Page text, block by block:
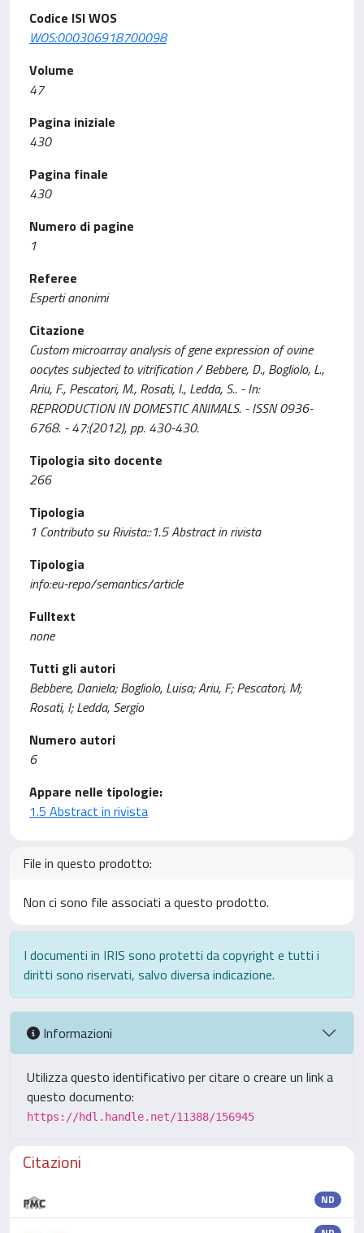
Codice ISI WOS
WOS:000306918700098
Volume
47
Pagina iniziale
430
Pagina finale
430
Numero di pagine
1
Referee
Esperti anonimi
Citazione
Custom microarray analysis of gene expression of ovine
oocytes subjected to vitrification / Bebbere, D., Bogliolo, L.,
Ariu, F., Pescatori, M., Rosati, I., Ledda, S.. - In:
REPRODUCTION IN DOMESTIC ANIMALS. - ISSN 0936-
6768. - 47:(2012), pp. 430-430.
Tipologia sito docente
266
Tipologia
1 Contributo su Rivista::1.5 Abstract in rivista
Tipologia
info:eu-repo/semantics/article
Fulltext
none
Tutti gli autori
Bebbere, Daniela; Bogliolo, Luisa; Ariu, F; Pescatori, M;
Rosati, I; Ledda, Sergio
Numero autori
6
Appare nelle tipologie:
1.5 Abstract in rivista
File in questo prodotto:
Non ci sono file associati a questo prodotto.
I documenti in IRIS sono protetti da copyright e tutti i
diritti sono riservati, salvo diversa indicazione.
Informazioni
Utilizza questo identificativo per citare o creare un link a
questo documento:
https://hdl.handle.net/11388/156945
Citazioni
ND